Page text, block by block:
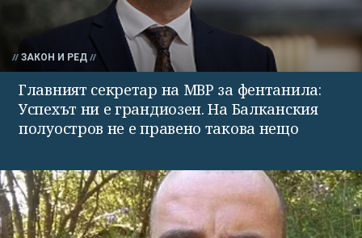
ЗАКОН И РЕД
Главният секретар на МВР за фентанила:
Успехът ни е грандиозен. На Балканския
полуостров не е правено такова нещо